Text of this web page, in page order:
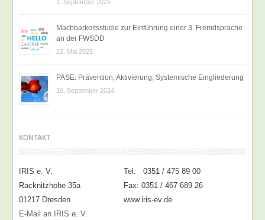
1. September 2025
Machbarkeitsstudie zur Einführung einer 3. Fremdsprache
an der FWSDD
22. Mai 2025
PASE: Prävention, Aktivierung, Systemische Eingliederung
16. September 2024
KONTAKT
IRIS e. V.
Tel: 0351 / 475 89 00
Räcknitzhöhe 35a
Fax: 0351 / 467 689 26
01217 Dresden
www.iris-ev.de
E-Mail an IRIS e. V.